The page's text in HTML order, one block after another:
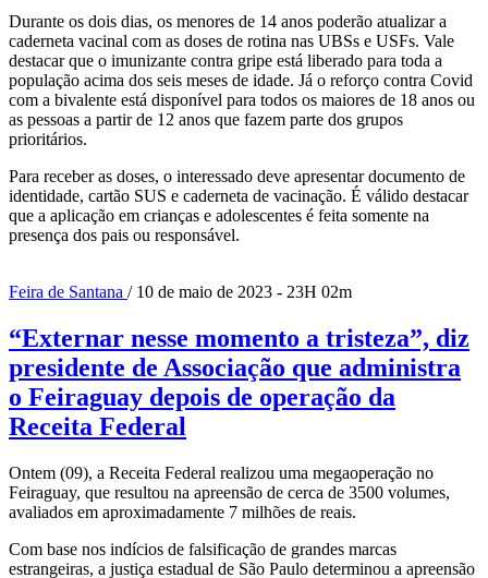
Durante os dois dias, os menores de 14 anos poderão atualizar a
caderneta vacinal com as doses de rotina nas UBSs e USFs. Vale
destacar que o imunizante contra gripe está liberado para toda a
população acima dos seis meses de idade. Já o reforço contra Covid
com a bivalente está disponível para todos os maiores de 18 anos ou
as pessoas a partir de 12 anos que fazem parte dos grupos
prioritários.
Para receber as doses, o interessado deve apresentar documento de
identidade, cartão SUS e caderneta de vacinação. É válido destacar
que a aplicação em crianças e adolescentes é feita somente na
presença dos pais ou responsável.
Feira de Santana / 10 de maio de 2023 - 23H 02m
“Externar nesse momento a tristeza”, diz
presidente de Associação que administra
o Feiraguay depois de operação da
Receita Federal
Ontem (09), a Receita Federal realizou uma megaoperação no
Feiraguay, que resultou na apreensão de cerca de 3500 volumes,
avaliados em aproximadamente 7 milhões de reais.
Com base nos indícios de falsificação de grandes marcas
estrangeiras, a justiça estadual de São Paulo determinou a apreensão